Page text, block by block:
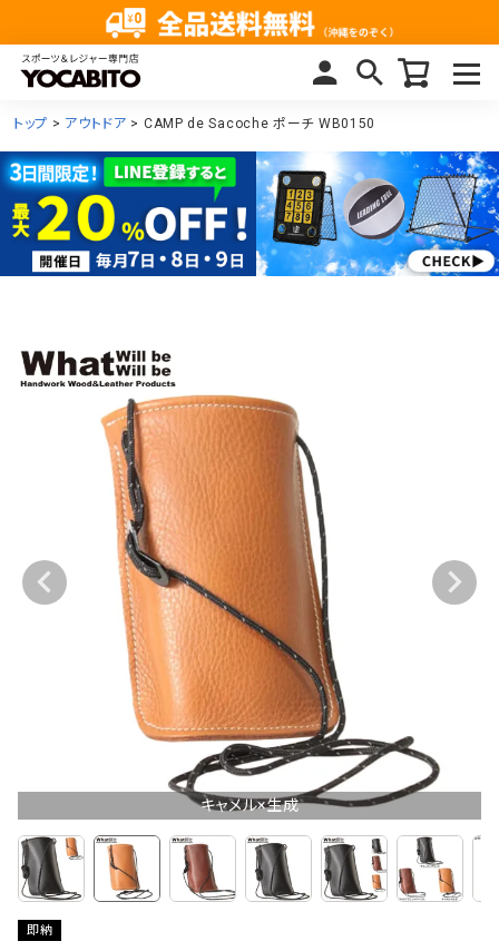
トップ アウトドア CAMP de Sacoche ポーチ WB0150
キャメル×生成
即納